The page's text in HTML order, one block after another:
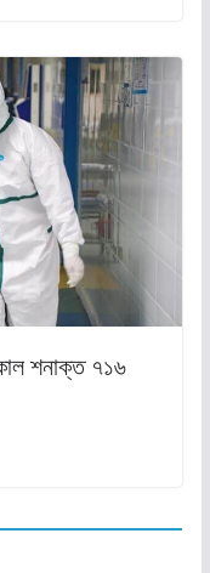
শনাক্ত ৭১৬